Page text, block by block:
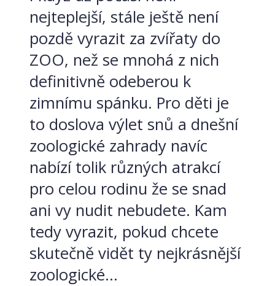
nejteplejší, stále ještě není
pozdě vyrazit za zvířaty do
ZOO, než se mnohá z nich
definitivně odeberou k
zimnímu spánku. Pro děti je
to doslova výlet snů a dnešní
zoologické zahrady navíc
nabízí tolik různých atrakcí
pro celou rodinu že se snad
ani vy nudit nebudete. Kam
tedy vyrazit, pokud chcete
skutečně vidět ty nejkrásnější
zoologické...